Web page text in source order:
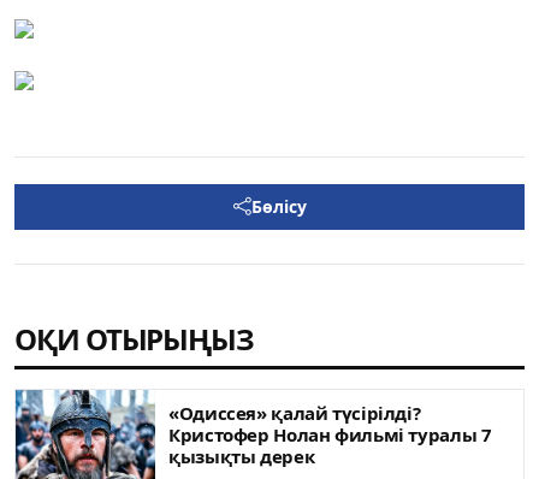
Бөлісу
ОҚИ ОТЫРЫҢЫЗ
«Одиссея» қалай түсірілді?
Кристофер Нолан фильмі туралы 7
қызықты дерек